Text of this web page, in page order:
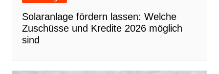
Solaranlage fördern lassen: Welche
Zuschüsse und Kredite 2026 möglich
sind